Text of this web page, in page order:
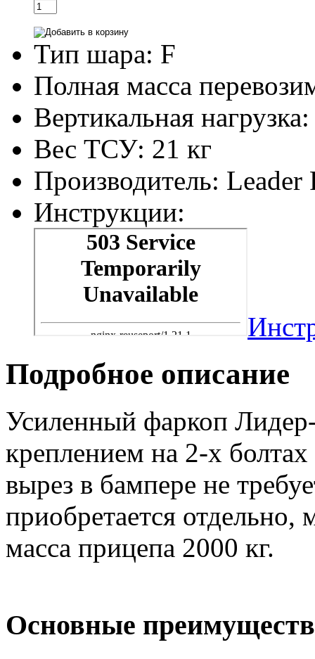
Тип шара: F
Полная масса
Вертикальная нагрузка:
Вес ТСУ: 21 кг
Производитель: Leader
Инструкции:
Подробное описание
Усиленный фаркоп
креплением на 2-х
вырез в бампере не
приобретается
масса прицепа 2000 кг.
Основные